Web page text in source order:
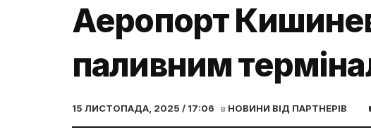
Аеропорт
паливним
15 ЛИСТОПАДА, 2025 / 17:06 в НОВИНИ ВІД ПАРТНЕРІВ